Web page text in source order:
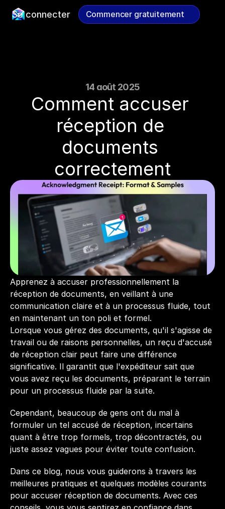
14 août 2025
Comment accuser
réception de
documents
correctement
Apprenez à accuser professionnellement la
réception de documents, en veillant à une
communication claire et à un processus fluide, tout
en maintenant un ton poli et formel.
Lorsque vous gérez des documents, qu'il s'agisse de
travail ou de raisons personnelles, un reçu d'accusé
de réception clair peut faire une différence
significative. Il garantit que l'expéditeur sait que
vous avez reçu les documents, préparant le terrain
pour un processus fluide par la suite.
Cependant, beaucoup de gens ont du mal à
formuler un tel accusé de réception, incertains
quant à être trop formels, trop décontractés, ou
juste assez vagues pour éviter toute confusion.
Dans ce blog, nous vous guiderons à travers les
meilleures pratiques et quelques modèles courants
pour accuser réception de documents. Avec ces
Se connecter Commencer gratuitement